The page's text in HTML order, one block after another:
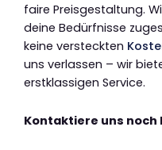
faire Preisgestaltung.
deine Bedürfnisse
keine versteckten
uns verlassen – wir
erstklassigen Service.
Kontaktiere uns noch